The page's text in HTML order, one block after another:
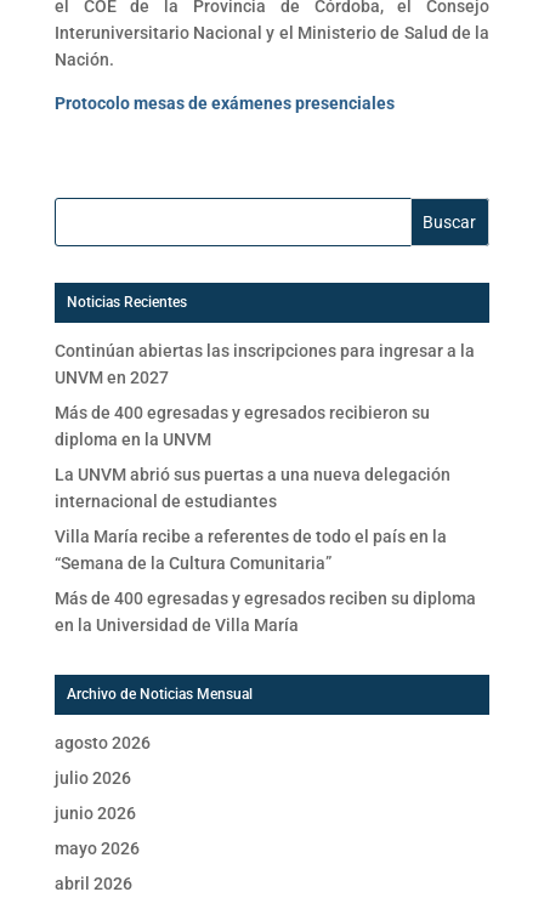
el COE de la Provincia de Córdoba, el Consejo
Interuniversitario Nacional y el Ministerio de Salud de la
Nación.
Protocolo mesas de exámenes presenciales
Buscar:
Noticias Recientes
Continúan abiertas las inscripciones para ingresar a la
UNVM en 2027
Más de 400 egresadas y egresados recibieron su
diploma en la UNVM
La UNVM abrió sus puertas a una nueva delegación
internacional de estudiantes
Villa María recibe a referentes de todo el país en la
“Semana de la Cultura Comunitaria”
Más de 400 egresadas y egresados reciben su diploma
en la Universidad de Villa María
Archivo de Noticias Mensual
agosto 2026
julio 2026
junio 2026
mayo 2026
abril 2026